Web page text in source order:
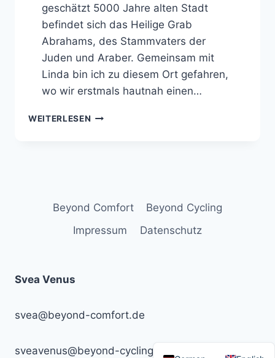
geschätzt 5000 Jahre alten Stadt
befindet sich das Heilige Grab
Abrahams, des Stammvaters der
Juden und Araber. Gemeinsam mit
Linda bin ich zu diesem Ort gefahren,
wo wir erstmals hautnah einen…
WEITERLESEN ALLTAG
Beyond Comfort
Beyond Cycling
Impressum
Datenschutz
Svea Venus
svea@beyond-comfort.de
sveavenus@beyond-cycling.de